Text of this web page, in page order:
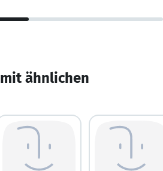
ähnlichen